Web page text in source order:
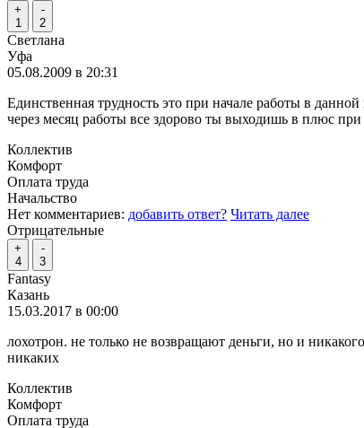
+
1
-
2
Светлана
Уфа
05.08.2009 в 20:31
Единственная трудность это при начале работы в
через месяц работы все здорово ты выходишь в плюс при
Коллектив
Комфорт
Оплата труда
Начальство
Нет комментариев: добавить ответ? Читать далее
Отрицательные
+
4
-
3
Fantasy
Казань
15.03.2017 в 00:00
лохотрон. не только не возвращают деньги, но и
никаких
Коллектив
Комфорт
Оплата труда